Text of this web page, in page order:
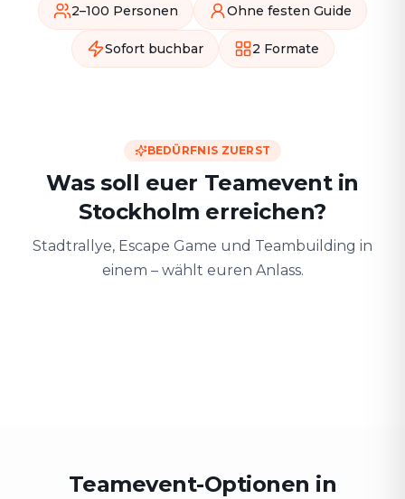
2–100 Personen Ohne festen Guide
Sofort buchbar 2 Formate
BEDÜRFNIS ZUERST
Was soll euer Teamevent in
Stockholm erreichen?
Stadtrallye, Escape Game und Teambuilding in
einem – wählt euren Anlass.
Teamevent-Optionen in